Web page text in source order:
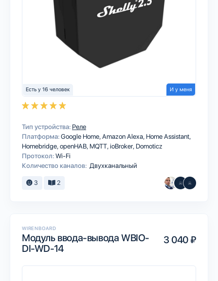
Есть у 16 человек И у меня
Тип устройства: Реле
Платформа:Google HomeAmazon Alexa Home Assistant
HomebridgeopenHAB MQTTioBroker Domoticz
Протокол:Wi-Fi
Количество каналов: Двухканальный
3 2
WIRENBOARD
Модуль ввода-вывода WBIO-
DI-WD-14
3 040 ₽